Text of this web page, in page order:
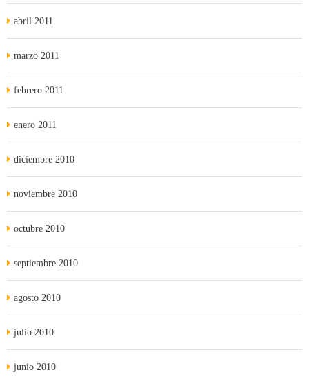
abril 2011
marzo 2011
febrero 2011
enero 2011
diciembre 2010
noviembre 2010
octubre 2010
septiembre 2010
agosto 2010
julio 2010
junio 2010